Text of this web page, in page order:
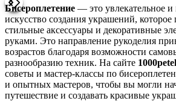
Бисероплетение — это увлекательное и
искусство создания украшений, которое
стильные аксессуары и декоративные
руками. Это направление рукоделия
возрастов благодаря возможности
разнообразию техник. На сайте
советы и мастер-классы по
и опытных мастеров, чтобы вы могли
путешествие и создавать красивые